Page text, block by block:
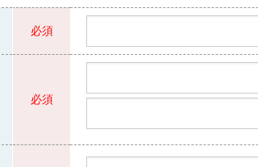
必須
必須